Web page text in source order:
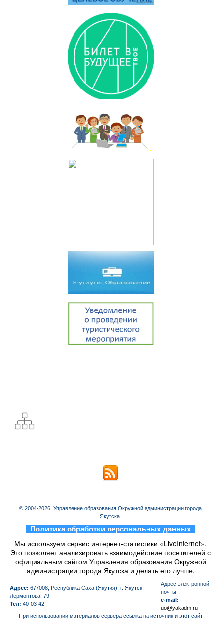
© 2004-2026. Управление образования Окружной администрации города
Якутска.
Политика обработки персональных данных
Мы используем сервис интернет-статистики «LiveInternet».
Это позволяет анализировать взаимодействие посетителей с
официальным сайтом Управления образования Окружной
администрации города Якутска и делать его лучше.
Адрес: 677008, Республика Саха (Якутия), г. Якутск,
Лермонтова, 79
Тел: 40-03-42
Aдрес электронной
почты
e-mail:
uo@yakadm.ru
При использовании материалов сервера ссылка на источник и этот сайт